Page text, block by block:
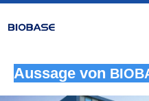
Aussage von